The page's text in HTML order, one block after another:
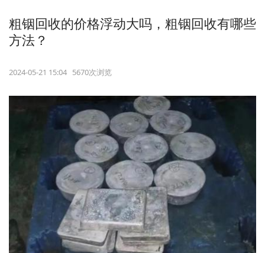
粗铟回收的价格浮动大吗，粗铟回收有哪些
方法？
2024-05-21 15:04 5670次浏览